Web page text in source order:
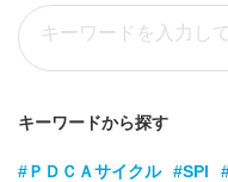
キーワードから探す
#ＰＤＣＡサイクル #SPI